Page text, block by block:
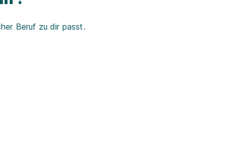
Beruf zu dir passt.